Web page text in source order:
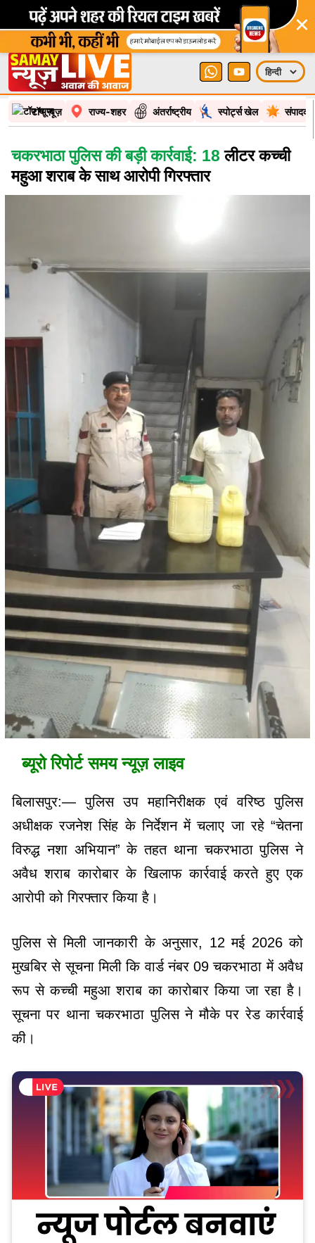
×
टॉप न्यूज़ राज्य-शहर अंतर्राष्ट्रीय स्पोर्ट्स खेल
चकरभाठा पुलिस की बड़ी कार्रवाई: 18 लीटर कच्ची
महुआ शराब के साथ आरोपी गिरफ्तार
ब्यूरो रिपोर्ट समय न्यूज़ लाइव
बिलासपुर:— पुलिस उप महानिरीक्षक एवं वरिष्ठ पुलिस
अधीक्षक रजनेश सिंह के निर्देशन में चलाए जा रहे “चेतना
विरुद्ध नशा अभियान” के तहत थाना चकरभाठा पुलिस ने
अवैध शराब कारोबार के खिलाफ कार्रवाई करते हुए एक
आरोपी को गिरफ्तार किया है।
पुलिस से मिली जानकारी के अनुसार, 12 मई 2026 को
मुखबिर से सूचना मिली कि वार्ड नंबर 09 चकरभाठा में अवैध
रूप से कच्ची महुआ शराब का कारोबार किया जा रहा है।
सूचना पर थाना चकरभाठा पुलिस ने मौके पर रेड कार्रवाई
की।